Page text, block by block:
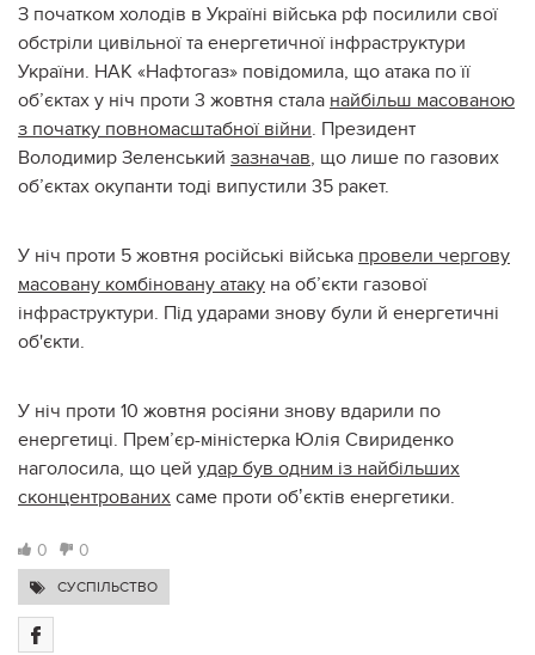
З початком холодів в Україні війська рф посилили свої
обстріли цивільної та енергетичної інфраструктури
України. НАК «Нафтогаз» повідомила, що атака по її
об’єктах у ніч проти 3 жовтня стала найбільш масованою
з початку повномасштабної війни. Президент
Володимир Зеленський зазначав, що лише по газових
об’єктах окупанти тоді випустили 35 ракет.
У ніч проти 5 жовтня російські війська провели чергову
масовану комбіновану атаку на об’єкти газової
інфраструктури. Під ударами знову були й енергетичні
об'єкти.
У ніч проти 10 жовтня росіяни знову вдарили по
енергетиці. Прем’єр-міністерка Юлія Свириденко
наголосила, що цей удар був одним із найбільших
сконцентрованих саме проти обʼєктів енергетики.
0 0
СУСПІЛЬСТВО